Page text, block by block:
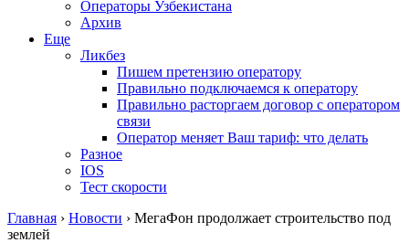
Операторы Узбекистана
Архив
Еще
Ликбез
Пишем претензию оператору
Правильно подключаемся к оператору
Правильно расторгаем договор с оператором
связи
Оператор меняет Ваш тариф: что делать
Разное
IOS
Тест скорости
Главная › Новости › МегаФон продолжает строительство под
землей